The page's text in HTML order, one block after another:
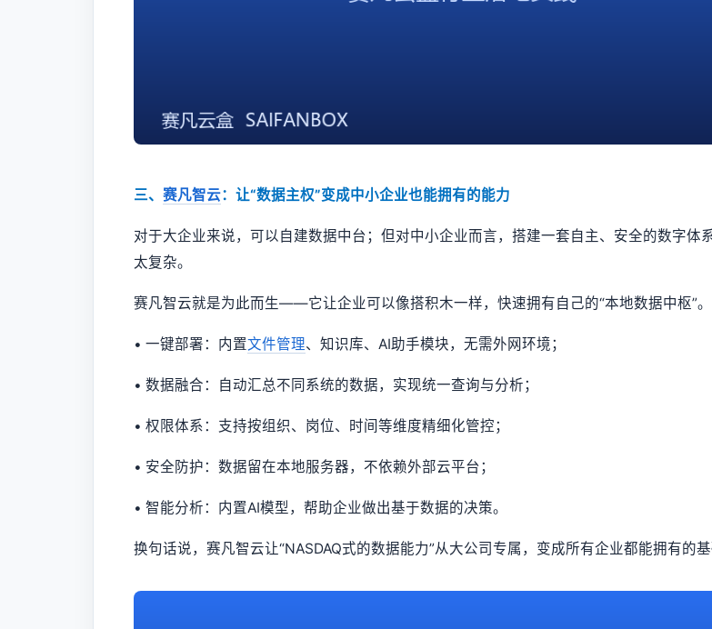
三、 赛凡智云：让“数据主权”变成中小企业也能拥有的能力
对于大企业来说，可以自建数据中台；但对中小企业而言，搭建一套自主、安全的数字体
太复杂。
赛凡智云就是为此而生——它让企业可以像搭积木一样，快速拥有自己的“本地数据中枢”。
• 一键部署：内置文件管理、知识库、AI助手模块，无需外网环境；
• 数据融合：自动汇总不同系统的数据，实现统一查询与分析；
• 权限体系：支持按组织、岗位、时间等维度精细化管控；
• 安全防护：数据留在本地服务器，不依赖外部云平台；
• 智能分析：内置AI模型，帮助企业做出基于数据的决策。
换句话说，赛凡智云让“NASDAQ式的数据能力”从大公司专属，变成所有企业都能拥有的基